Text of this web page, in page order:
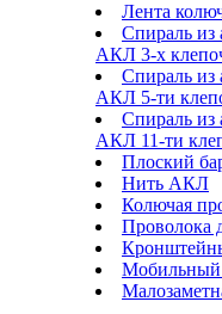
Лента
Спираль
АКЛ 3-х
Спираль
АКЛ 5-ти
Спираль
АКЛ 11-ти
Плоский
Нить АКЛ
Колючая
Проволока
Мобильный